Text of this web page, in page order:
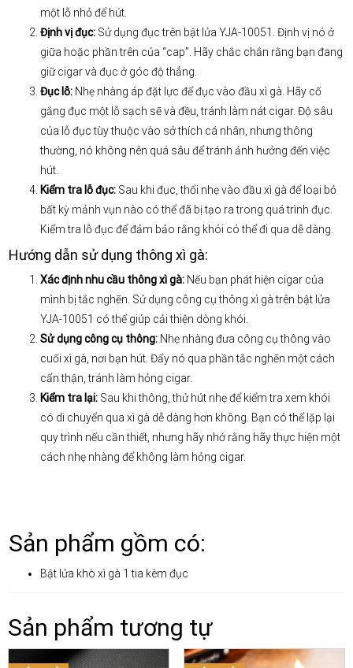
một lỗ nhỏ để hút.
Định vị đục: Sử dụng đục trên bật lửa YJA-10051. Định vị nó ở
giữa hoặc phần trên của “cap”. Hãy chắc chắn rằng bạn đang
giữ cigar và đục ở góc độ thẳng.
Đục lỗ: Nhẹ nhàng áp đặt lực để đục vào đầu xì gà. Hãy cố
gắng đục một lỗ sạch sẽ và đều, tránh làm nát cigar. Độ sâu
của lỗ đục tùy thuộc vào sở thích cá nhân, nhưng thông
thường, nó không nên quá sâu để tránh ảnh hưởng đến việc
hút.
Kiểm tra lỗ đục: Sau khi đục, thổi nhẹ vào đầu xì gà để loại bỏ
bất kỳ mảnh vụn nào có thể đã bị tạo ra trong quá trình đục.
Kiểm tra lỗ đục để đảm bảo rằng khói có thể đi qua dễ dàng.
Hướng dẫn sử dụng thông xì gà:
Xác định nhu cầu thông xì gà: Nếu bạn phát hiện cigar của
mình bị tắc nghẽn. Sử dụng công cụ thông xì gà trên bật lửa
YJA-10051 có thể giúp cải thiện dòng khói.
Sử dụng công cụ thông: Nhẹ nhàng đưa công cụ thông vào
cuối xì gà, nơi bạn hút. Đẩy nó qua phần tắc nghẽn một cách
cẩn thận, tránh làm hỏng cigar.
Kiểm tra lại: Sau khi thông, thử hút nhẹ để kiểm tra xem khói
có di chuyển qua xì gà dễ dàng hơn không. Bạn có thể lặp lại
quy trình nếu cần thiết, nhưng hãy nhớ rằng hãy thực hiện một
cách nhẹ nhàng để không làm hỏng cigar.
Sản phẩm gồm có:
Bật lửa khò xì gà 1 tia kèm đục
Sản phẩm tương tự